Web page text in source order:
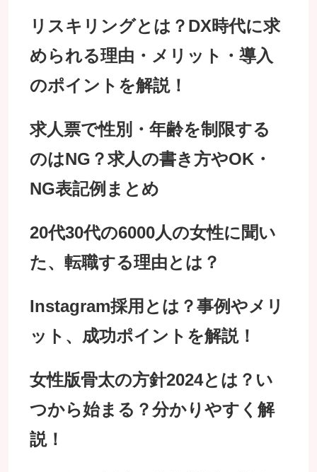
リスキリングとは？DX時代に求
められる理由・メリット・導入
のポイントを解説！
求人票で性別・年齢を制限する
のはNG？求人の書き方やOK・
NG表記例まとめ
20代30代の6000人の女性に聞い
た、転職する理由とは？
Instagram採用とは？事例やメリ
ット、成功ポイントを解説！
女性版骨太の方針2024とは？い
つから始まる？分かりやすく解
説！